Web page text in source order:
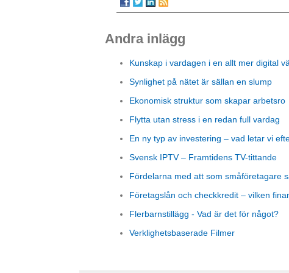
Andra inlägg
Kunskap i vardagen i en allt mer digital
Synlighet på nätet är sällan en slump
Ekonomisk struktur som skapar arbetsro
Flytta utan stress i en redan full vardag
En ny typ av investering – vad letar vi
Svensk IPTV – Framtidens TV-tittande
Fördelarna med att som småföretagare
Företagslån och checkkredit – vilken
Flerbarnstillägg - Vad är det för något?
Verklighetsbaserade Filmer